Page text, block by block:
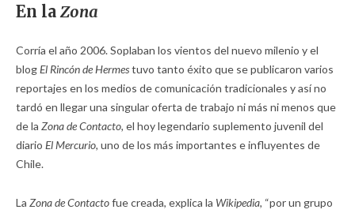
En la Zona
Corría el año 2006. Soplaban los vientos del nuevo milenio y el
blogEl Rincón de Hermestuvo tanto éxito que se publicaron varios
reportajes en los medios de comunicación tradicionales y así no
tardó en llegar una singular oferta de trabajo ni más ni menos que
de la Zona de Contacto, el hoy legendario suplemento juvenil del
diario El Mercurio, uno de los más importantes e influyentes de
Chile.
La Zona de Contactofue creada, explica la Wikipedia, “por un grupo